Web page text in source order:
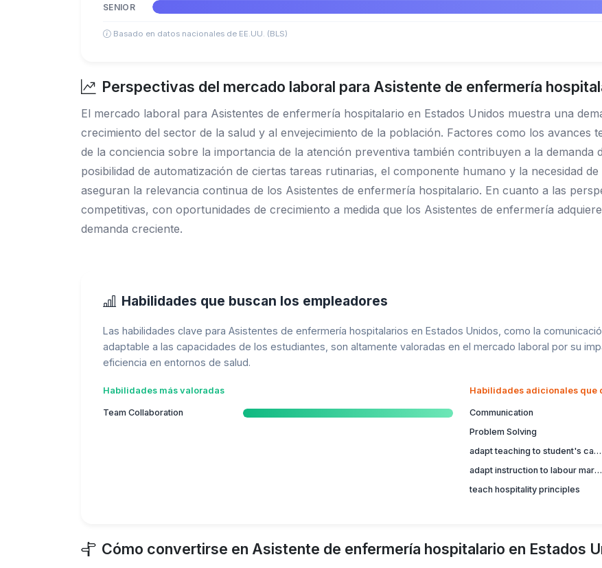
SENIOR
Basado en datos nacionales de EE.UU. (BLS)
Perspectivas del mercado laboral para Asistente de enfermería
El mercado laboral para Asistentes de enfermería hospitalario en Estados Unidos muestra una
crecimiento del sector de la salud y al envejecimiento de la población. Factores como los avances
de la conciencia sobre la importancia de la atención preventiva también contribuyen a la demanda
posibilidad de automatización de ciertas tareas rutinarias, el componente humano y la necesidad
aseguran la relevancia continua de los Asistentes de enfermería hospitalario. En cuanto a las
competitivas, con oportunidades de crecimiento a medida que los Asistentes de enfermería
demanda creciente.
Habilidades que buscan los empleadores
Las habilidades clave para Asistentes de enfermería hospitalarios en Estados Unidos, como la
adaptable a las capacidades de los estudiantes, son altamente valoradas en el mercado laboral por su
eficiencia en entornos de salud.
Habilidades más valoradas
Team Collaboration
Habilidades adicionales que
Communication
Problem Solving
adapt teaching to student's capabilities
adapt instruction to labour market
teach hospitality principles
Cómo convertirse en Asistente de enfermería hospitalario en Estados